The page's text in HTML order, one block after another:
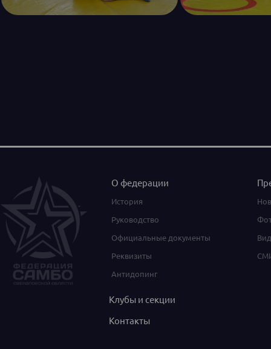
О федерации
История
Руководство
Официальные документы
Реквизиты
Антидопинг
Клубы и секции
Контакты